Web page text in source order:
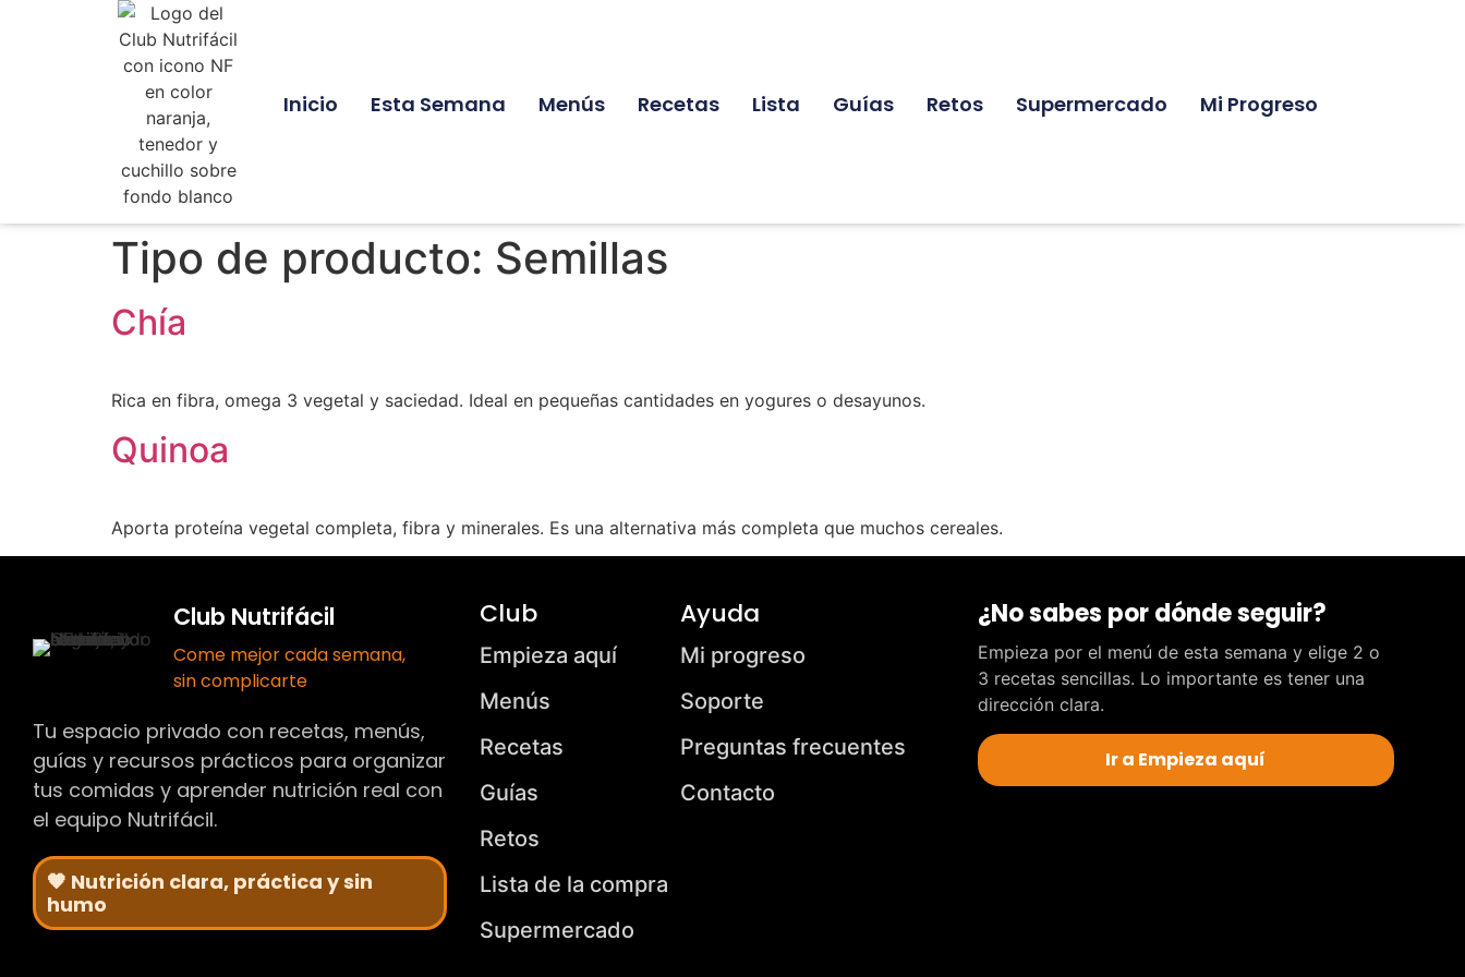
Inicio Esta Semana Menús Recetas Lista Guías Retos Supermercado Mi Progreso
Tipo de producto: Semillas
Chía
Rica en fibra, omega 3 vegetal y saciedad. Ideal en pequeñas cantidades en yogures o desayunos.
Quinoa
Aporta proteína vegetal completa, fibra y minerales. Es una alternativa más completa que muchos cereales.
Club Nutrifácil
Come mejor cada semana,
sin complicarte
Tu espacio privado con recetas, menús,
guías y recursos prácticos para organizar
tus comidas y aprender nutrición real con
el equipo Nutrifácil.
🧡 Nutrición clara, práctica y sin
humo
Club
Empieza aquí
Menús
Recetas
Guías
Retos
Lista de la compra
Supermercado
Ayuda
Mi progreso
Soporte
Preguntas frecuentes
Contacto
¿No sabes por dónde seguir?
Empieza por el menú de esta semana y elige 2 o
3 recetas sencillas. Lo importante es tener una
dirección clara.
Ir a Empieza aquí